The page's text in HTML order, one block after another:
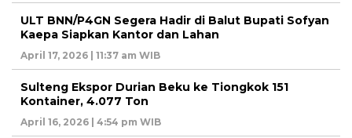
ULT BNN/P4GN Segera Hadir di Balut Bupati Sofyan
Kaepa Siapkan Kantor dan Lahan
April 17, 2026 | 11:37 am WIB
Sulteng Ekspor Durian Beku ke Tiongkok 151
Kontainer, 4.077 Ton
April 16, 2026 | 4:54 pm WIB